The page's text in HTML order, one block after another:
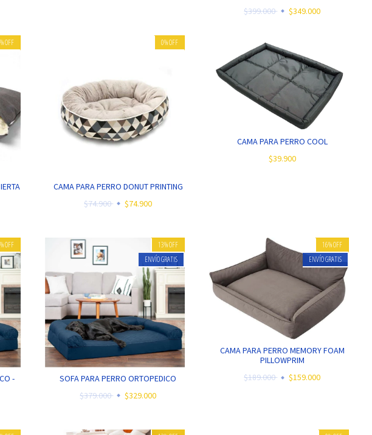
$399.000
$349.000
%OFF 0%OFF
CAMA PARA PERRO DONUT PRINTING
$74.900
$74.900
CAMA PARA PERRO COOL
$39.900
%OFF
-
13%OFF
ENVÍO GRATIS
SOFA PARA PERRO ORTOPEDICO
$379.000
$329.000
16%OFF
ENVÍO GRATIS
CAMA PARA PERRO MEMORY FOAM
PILLOWPRIM
$189.000
$159.000